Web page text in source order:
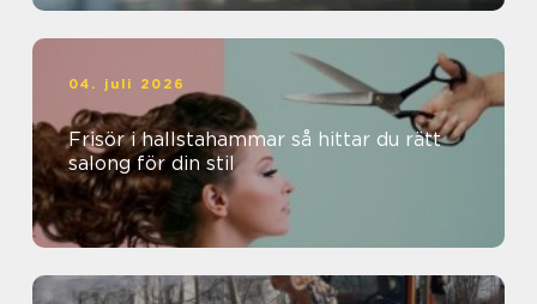
04. juli 2026
Frisör i hallstahammar så hittar du rätt
salong för din stil